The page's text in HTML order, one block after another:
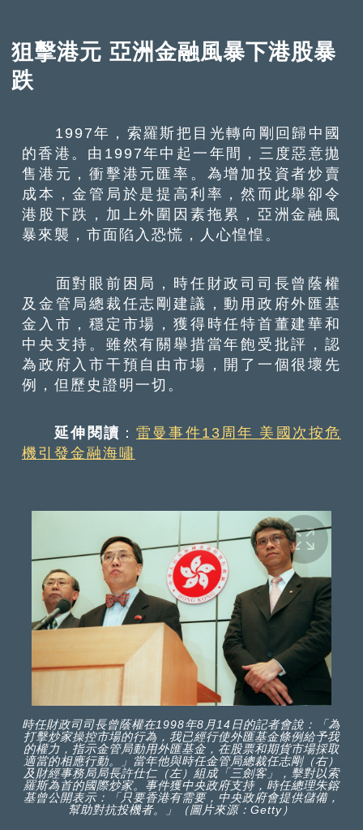
狙擊港元 亞洲金融風暴下港股暴
跌
1997年，索羅斯把目光轉向剛回歸中國
的香港。由1997年中起一年間，三度惡意拋
售港元，衝擊港元匯率。為增加投資者炒賣
成本，金管局於是提高利率，然而此舉卻令
港股下跌，加上外圍因素拖累，亞洲金融風
暴來襲，市面陷入恐慌，人心惶惶。
面對眼前困局，時任財政司司長曾蔭權
及金管局總裁任志剛建議，動用政府外匯基
金入市，穩定市場，獲得時任特首董建華和
中央支持。雖然有關舉措當年飽受批評，認
為政府入市干預自由市場，開了一個很壞先
例，但歷史證明一切。
延伸閱讀 ：雷曼事件13周年 美國次按危
機引發金融海嘯
時任財政司司長曾蔭權在1998年8月14日的記者會說：「為
打擊炒家操控市場的行為，我已經行使外匯基金條例給予我
的權力，指示金管局動用外匯基金，在股票和期貨市場採取
適當的相應行動。」當年他與時任金管局總裁任志剛（右）
及財經事務局局長許仕仁（左）組成「三劍客」，擊對以索
羅斯為首的國際炒家。事件獲中央政府支持，時任總理朱鎔
基曾公開表示：「只要香港有需要，中央政府會提供儲備，
幫助對抗投機者。」（圖片來源：Getty）